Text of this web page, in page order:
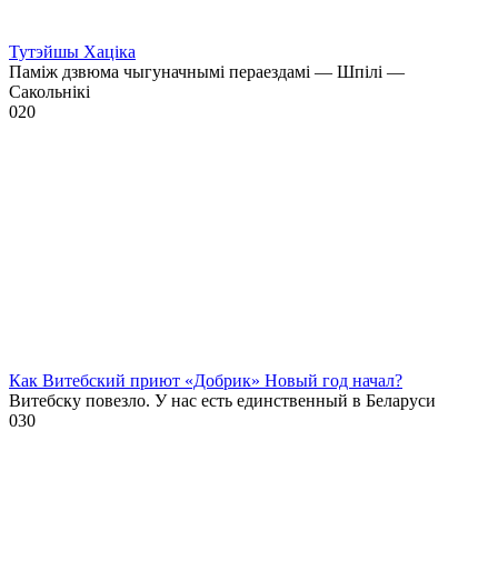
Тутэйшы Хаціка
Паміж дзвюма чыгуначнымі пераездамі — Шпілі —
Сакольнікі
020
Как Витебский приют «Добрик» Новый год начал?
Витебску повезло. У нас есть единственный в Беларуси
030